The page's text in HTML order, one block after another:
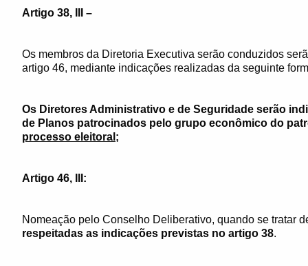
Artigo 38, III –
Os membros da Diretoria Executiva serão conduzidos
artigo 46, mediante indicações realizadas da seguinte
Os Diretores Administrativo e de Seguridade serão
de Planos patrocinados pelo grupo econômico do
processo eleitoral ;
Artigo 46, III:
Nomeação pelo Conselho Deliberativo, quando se tratar
respeitadas as indicações previstas no artigo 38.